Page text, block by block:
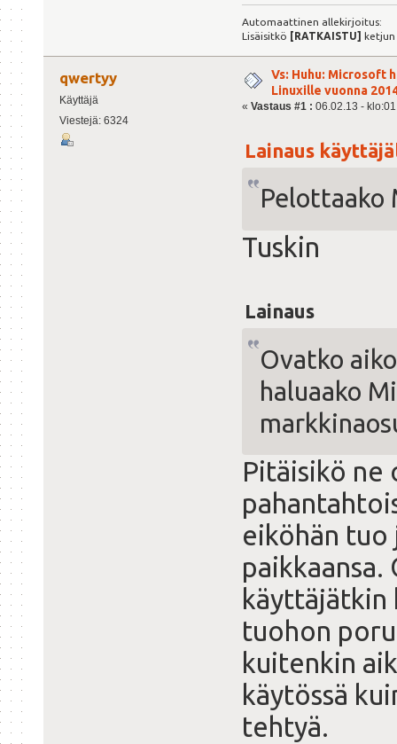
Automaattinen allekirjoitus:
Lisäisitkö [RATKAISTU]
qwertyy
Käyttäjä
Viestejä: 6324
Vs: Huhu: Microsoft
Linuxille vuonna
« Vastaus #1 : 06.02.13 -
Lainaus
Pelottaako
Tuskin
Lainaus
Ovatko
haluaako
Pitäisikö ne
eiköhän tuo
käyttäjätkin
tuohon
kuitenkin
käytössä
tehtyä.